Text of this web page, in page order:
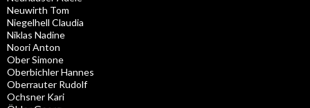
Neuwirth Tom
Niegelhell Claudia
Niklas Nadine
Noori Anton
Ober Simone
Oberbichler Hannes
Oberrauter Rudolf
Ochsner Kari